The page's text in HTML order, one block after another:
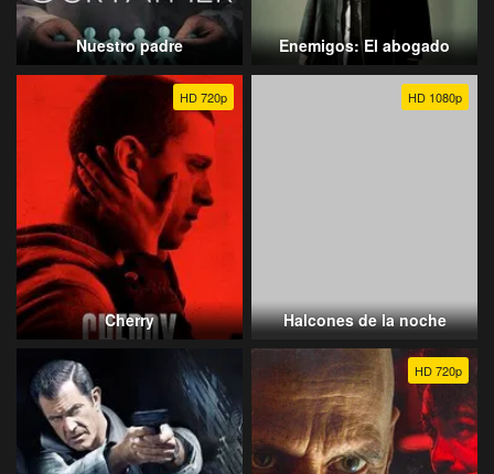
Nuestro padre Enemigos: El abogado
HD 720p
Cherry
HD 1080p
Halcones de la noche
HD 720p